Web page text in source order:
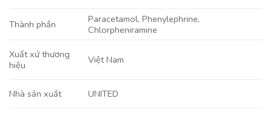
Thành phần Paracetamol,Phenylephrine,
Chlorpheniramine
Xuất xứ thương
hiệu
Việt Nam
Nhà sản xuất UNITED